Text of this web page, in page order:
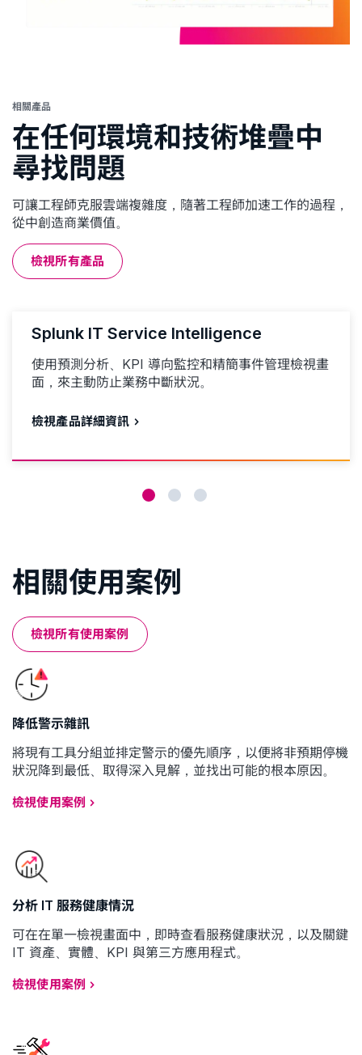
相關產品
在任何環境和技術堆疊中
尋找問題
可讓工程師克服雲端複雜度，隨著工程師加速工作的過程，
從中創造商業價值。
檢視所有產品
Splunk IT Service Intelligence
使用預測分析、KPI 導向監控和精簡事件管理檢視畫
面，來主動防止業務中斷狀況。
檢視產品詳細資訊
相關使用案例
檢視所有使用案例
降低警示雜訊
將現有工具分組並排定警示的優先順序，以便將非預期停機
狀況降到最低、取得深入見解，並找出可能的根本原因。
檢視使用案例
分析 IT 服務健康情況
可在在單一檢視畫面中，即時查看服務健康狀況，以及關鍵
IT 資產、實體、KPI 與第三方應用程式。
檢視使用案例